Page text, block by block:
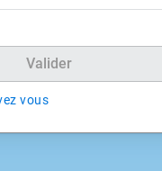
Valider
vous